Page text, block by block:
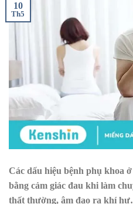
10
Th5
Các dấu hiệu bệnh phụ khoa
bằng cảm giác đau khi làm
thất thường, âm đạo ra khí